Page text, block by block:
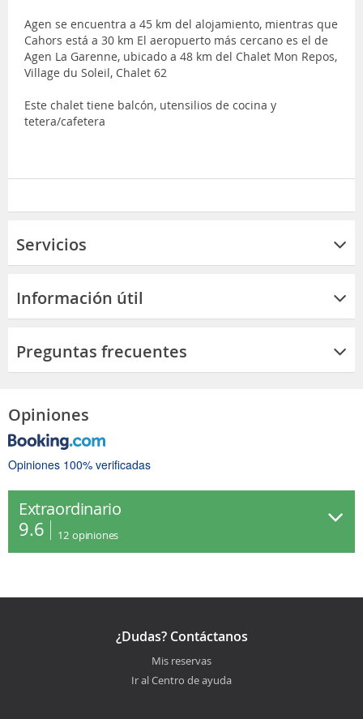
Agen se encuentra a 45 km del alojamiento, mientras que
Cahors está a 30 km El aeropuerto más cercano es el de
Agen La Garenne, ubicado a 48 km del Chalet Mon Repos,
Village du Soleil, Chalet 62
Este chalet tiene balcón, utensilios de cocina y
tetera/cafetera
Servicios
Información útil
Preguntas frecuentes
Opiniones
Opiniones 100% verificadas
Extraordinario
9.6 12 opiniones
¿Dudas? Contáctanos
Mis reservas
Ir al Centro de ayuda